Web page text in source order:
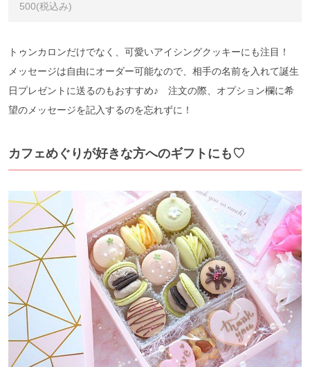
500(税込み)
トゥンカロンだけでなく、可愛いアイシングクッキーにも注目！
メッセージは自由にオーダー可能なので、相手の名前を入れて誕生
日プレゼントに送るのもおすすめ♪ 注文の際、オプション欄に希
望のメッセージを記入するのを忘れずに！
カフェめぐりが好きな方へのギフトにも♡